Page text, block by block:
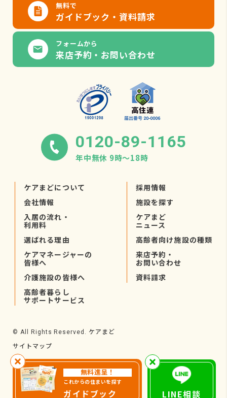
無料進呈！
これからの住まいを探す
ガイドブック LINE相談
無料で
ガイドブック・資料請求
フォームから
来店予約・お問い合わせ
0120-89-1165
年中無休 9時〜18時
ケアまどについて
会社情報
入居の流れ・
利用料
選ばれる理由
ケアマネージャーの
皆様へ
介護施設の皆様へ
高齢者暮らし
サポートサービス
採用情報
施設を探す
ケアまど
ニュース
高齢者向け施設の種類
来店予約・
お問い合わせ
資料請求
© All Rights Reserved. ケアまど
サイトマップ